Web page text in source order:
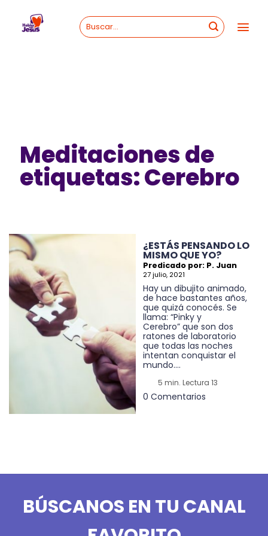
content
Meditaciones de
etiquetas: Cerebro
¿ESTÁS PENSANDO LO
MISMO QUE YO?
Predicado por: P. Juan
27 julio, 2021
Hay un dibujito animado,
de hace bastantes años,
que quizá conocés. Se
llama: “Pinky y
Cerebro” que son dos
ratones de laboratorio
que todas las noches
intentan conquistar el
mundo....
5 min. Lectura 13
0 Comentarios
BÚSCANOS EN TU CANAL